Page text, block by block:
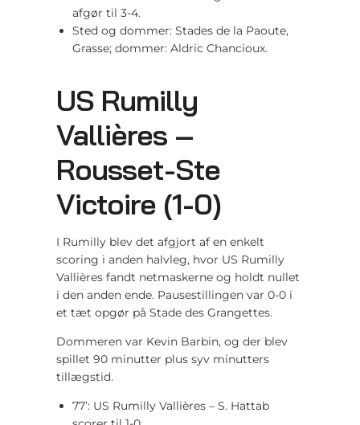
afgør til 3-4.
Sted og dommer: Stades de la Paoute,
Grasse; dommer: Aldric Chancioux.
US Rumilly
Vallières –
Rousset-Ste
Victoire (1-0)
I Rumilly blev det afgjort af en enkelt
scoring i anden halvleg, hvor US Rumilly
Vallières fandt netmaskerne og holdt nullet
i den anden ende. Pausestillingen var 0-0 i
et tæt opgør på Stade des Grangettes.
Dommeren var Kevin Barbin, og der blev
spillet 90 minutter plus syv minutters
tillægstid.
77’: US Rumilly Vallières – S. Hattab